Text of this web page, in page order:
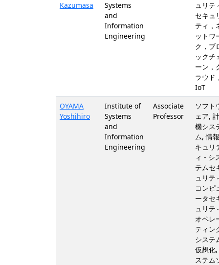
Kazumasa
Systems
and
Information
Engineering
ュリテ
セキュ
ティ，
ットワ
ク，ブ
ックチ
ーン，
ラウド
IoT
OYAMA
Yoshihiro
Institute of
Systems
and
Information
Engineering
Associate
Professor
ソフト
ェア,
機シス
ム, 情
キュリ
ィ - シ
テムセ
ュリテ
コンピ
ータセ
ュリテ
オペレ
ティン
システ
仮想化
ステム